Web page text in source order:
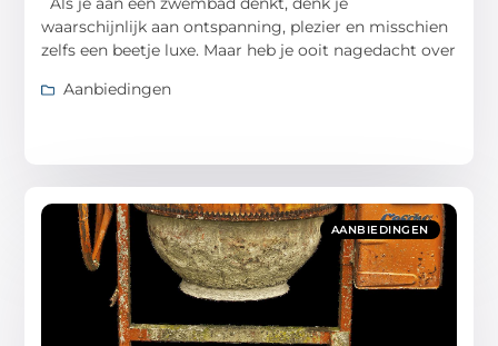
waarschijnlijk aan ontspanning, plezier en misschien
zelfs een beetje luxe. Maar heb je ooit nagedacht over
Aanbiedingen
AANBIEDINGEN